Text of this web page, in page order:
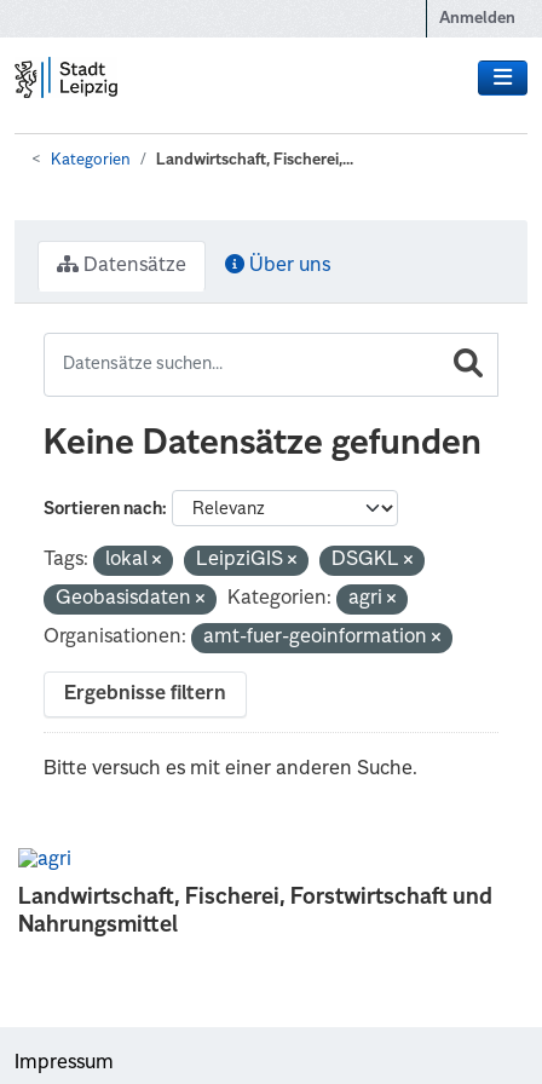
Anmelden
Kategorien Landwirtschaft, Fischerei,...
Landwirtschaft, Fischerei, Forstwirtschaft und
Nahrungsmittel
Datensätze Über uns
Keine Datensätze gefunden
Sortieren nach
Tags: lokal LeipziGIS
DSGKL
Geobasisdaten
Kategorien:
agri
Organisationen:
amt-fuer-geoinformation
Ergebnisse filtern
Bitte versuch es mit einer anderen Suche.
Impressum